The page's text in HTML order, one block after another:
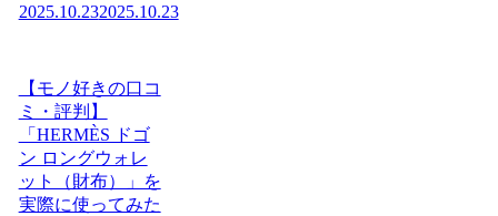
2025.10.232025.10.23
【モノ好きの口コ
ミ・評判】
「HERMÈS ドゴ
ン ロングウォレ
ット（財布）」を
実際に使ってみた